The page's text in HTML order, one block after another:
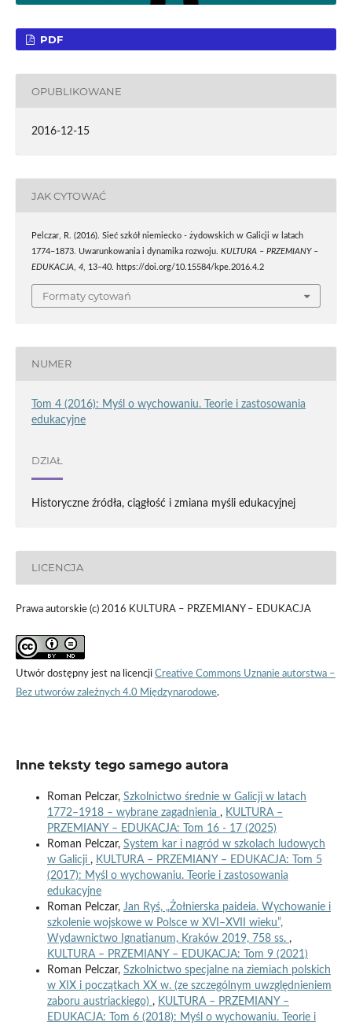
PDF
OPUBLIKOWANE
2016-12-15
JAK CYTOWAĆ
Pelczar, R. (2016). Sieć szkół niemiecko - żydowskich w Galicji w latach
1774–1873. Uwarunkowania i dynamika rozwoju. KULTURA – PRZEMIANY –
EDUKACJA, 4, 13–40. https://doi.org/10.15584/kpe.2016.4.2
Formaty cytowań
NUMER
Tom 4 (2016): Myśl o wychowaniu. Teorie i zastosowania
edukacyjne
DZIAŁ
Historyczne źródła, ciągłość i zmiana myśli edukacyjnej
LICENCJA
Prawa autorskie (c) 2016 KULTURA – PRZEMIANY – EDUKACJA
Utwór dostępny jest na licencji Creative Commons Uznanie autorstwa –
Bez utworów zależnych 4.0 Międzynarodowe.
Inne teksty tego samego autora
Roman Pelczar, Szkolnictwo średnie w Galicji w latach
1772–1918 – wybrane zagadnienia , KULTURA –
PRZEMIANY – EDUKACJA: Tom 16 - 17 (2025)
Roman Pelczar, System kar i nagród w szkolach ludowych
w Galicji , KULTURA – PRZEMIANY – EDUKACJA: Tom 5
(2017): Myśl o wychowaniu. Teorie i zastosowania
edukacyjne
Roman Pelczar, Jan Ryś, „Żołnierska paideia. Wychowanie i
szkolenie wojskowe w Polsce w XVI–XVII wieku”,
Wydawnictwo Ignatianum, Kraków 2019, 758 ss. ,
KULTURA – PRZEMIANY – EDUKACJA: Tom 9 (2021)
Roman Pelczar, Szkolnictwo specjalne na ziemiach polskich
w XIX i początkach XX w. (ze szczególnym uwzględnieniem
zaboru austriackiego) , KULTURA – PRZEMIANY –
EDUKACJA: Tom 6 (2018): Myśl o wychowaniu. Teorie i